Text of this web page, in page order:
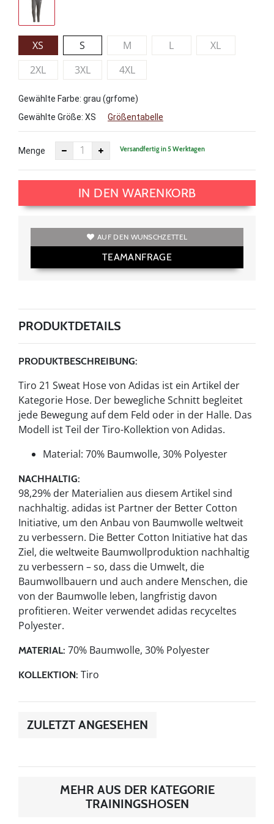
XS S M L
XL
2XL
3XL 4XL
Gewählte Farbe: grau (grfome)
Gewählte Größe: XS Größentabelle
Menge Versandfertig in 5 Werktagen
IN DEN WARENKORB
AUF DEN WUNSCHZETTEL
TEAMANFRAGE
PRODUKTDETAILS
PRODUKTBESCHREIBUNG:
Tiro 21 Sweat Hose von Adidas ist ein Artikel der
Kategorie Hose. Der bewegliche Schnitt begleitet
jede Bewegung auf dem Feld oder in der Halle. Das
Modell ist Teil der Tiro-Kollektion von Adidas.
Material: 70% Baumwolle, 30% Polyester
NACHHALTIG:
98,29% der Materialien aus diesem Artikel sind
nachhaltig. adidas ist Partner der Better Cotton
Initiative, um den Anbau von Baumwolle weltweit
zu verbessern. Die Better Cotton Initiative hat das
Ziel, die weltweite Baumwollproduktion nachhaltig
zu verbessern – so, dass die Umwelt, die
Baumwollbauern und auch andere Menschen, die
von der Baumwolle leben, langfristig davon
profitieren. Weiter verwendet adidas recyceltes
Polyester.
MATERIAL: 70% Baumwolle, 30% Polyester
KOLLEKTION: Tiro
ZULETZT ANGESEHEN
MEHR AUS DER KATEGORIE
TRAININGSHOSEN